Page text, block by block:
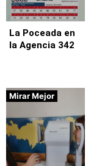
La Poceada en
la Agencia 342
Mirar Mejor